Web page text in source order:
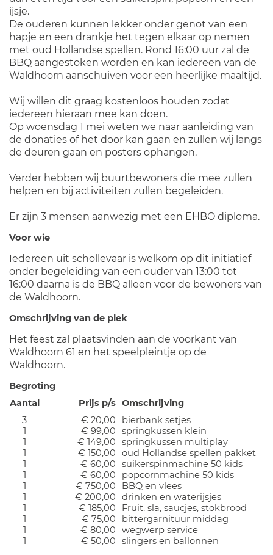
ijsje.
De ouderen kunnen lekker onder genot van een
hapje en een drankje het tegen elkaar op nemen
met oud Hollandse spellen. Rond 16:00 uur zal de
BBQ aangestoken worden en kan iedereen van de
Waldhoorn aanschuiven voor een heerlijke maaltijd.
Wij willen dit graag kostenloos houden zodat
iedereen hieraan mee kan doen.
Op woensdag 1 mei weten we naar aanleiding van
de donaties of het door kan gaan en zullen wij langs
de deuren gaan en posters ophangen.
Verder hebben wij buurtbewoners die mee zullen
helpen en bij activiteiten zullen begeleiden.
Er zijn 3 mensen aanwezig met een EHBO diploma.
Voor wie
Iedereen uit schollevaar is welkom op dit initiatief
onder begeleiding van een ouder van 13:00 tot
16:00 daarna is de BBQ alleen voor de bewoners van
de Waldhoorn.
Omschrijving van de plek
Het feest zal plaatsvinden aan de voorkant van
Waldhoorn 61 en het speelpleintje op de
Waldhoorn.
Begroting
Aantal
Prijs p/s Omschrijving
3
€ 20,00
bierbank setjes
1
€ 99,00
springkussen klein
1
€ 149,00
springkussen multiplay
1
€ 150,00
oud Hollandse spellen pakket
1
€ 60,00
suikerspinmachine 50 kids
1
€ 60,00
popcornmachine 50 kids
1
€ 750,00
BBQ en vlees
1
€ 200,00
drinken en waterijsjes
1
€ 185,00
Fruit, sla, saucjes, stokbrood
1
€ 75,00
bittergarnituur middag
1
€ 80,00
wegwerp service
1
€ 50,00 slingers en ballonnen